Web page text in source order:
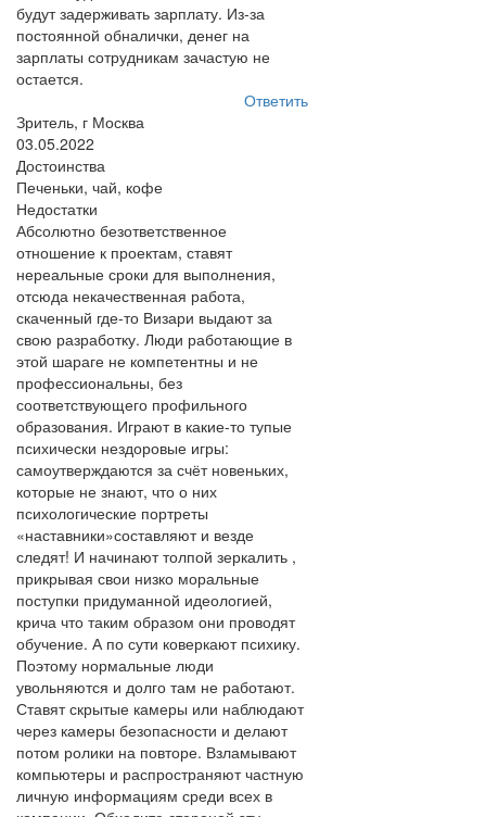
будут задерживать зарплату. Из-за
постоянной обналички, денег на
зарплаты сотрудникам зачастую не
остается.
Ответить
Зритель, г Москва
03.05.2022
Достоинства
Печеньки, чай, кофе
Недостатки
Абсолютно безответственное
отношение к проектам, ставят
нереальные сроки для выполнения,
отсюда некачественная работа,
скаченный где-то Визари выдают за
свою разработку. Люди работающие в
этой шараге не компетентны и не
профессиональны, без
соответствующего профильного
образования. Играют в какие-то тупые
психически нездоровые игры:
самоутверждаются за счёт новеньких,
которые не знают, что о них
психологические портреты
«наставники»составляют и везде
следят! И начинают толпой зеркалить ,
прикрывая свои низко моральные
поступки придуманной идеологией,
крича что таким образом они проводят
обучение. А по сути коверкают психику.
Поэтому нормальные люди
увольняются и долго там не работают.
Ставят скрытые камеры или наблюдают
через камеры безопасности и делают
потом ролики на повторе. Взламывают
компьютеры и распространяют частную
личную информациям среди всех в